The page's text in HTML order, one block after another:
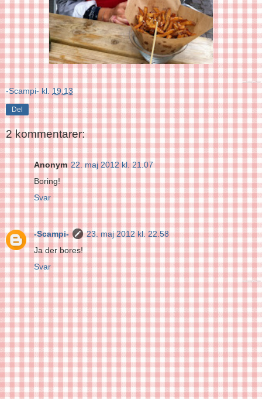
-Scampi- kl.19.13
Del
2 kommentarer:
Anonym 22. maj 2012 kl. 21.07
Boring!
Svar
-Scampi-
23. maj 2012 kl. 22.58
Ja der bores!
Svar